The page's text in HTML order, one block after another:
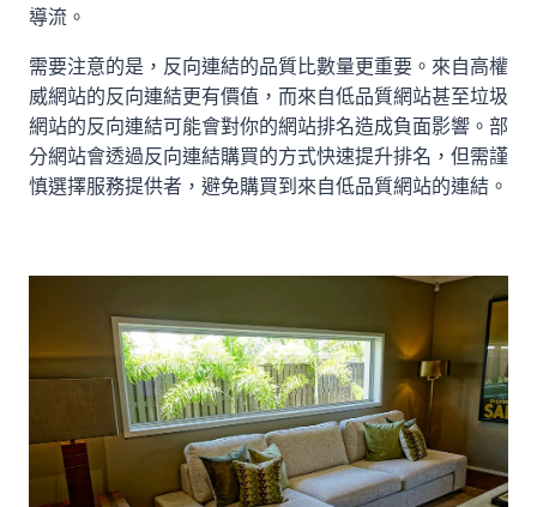
導流。
需要注意的是，反向連結的品質比數量更重要。來自高權
威網站的反向連結更有價值，而來自低品質網站甚至垃圾
網站的反向連結可能會對你的網站排名造成負面影響。部
分網站會透過反向連結購買的方式快速提升排名，但需謹
慎選擇服務提供者，避免購買到來自低品質網站的連結。